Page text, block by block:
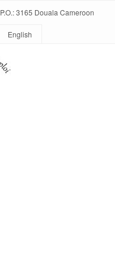
P.O.: 3165 Douala Cameroon
English